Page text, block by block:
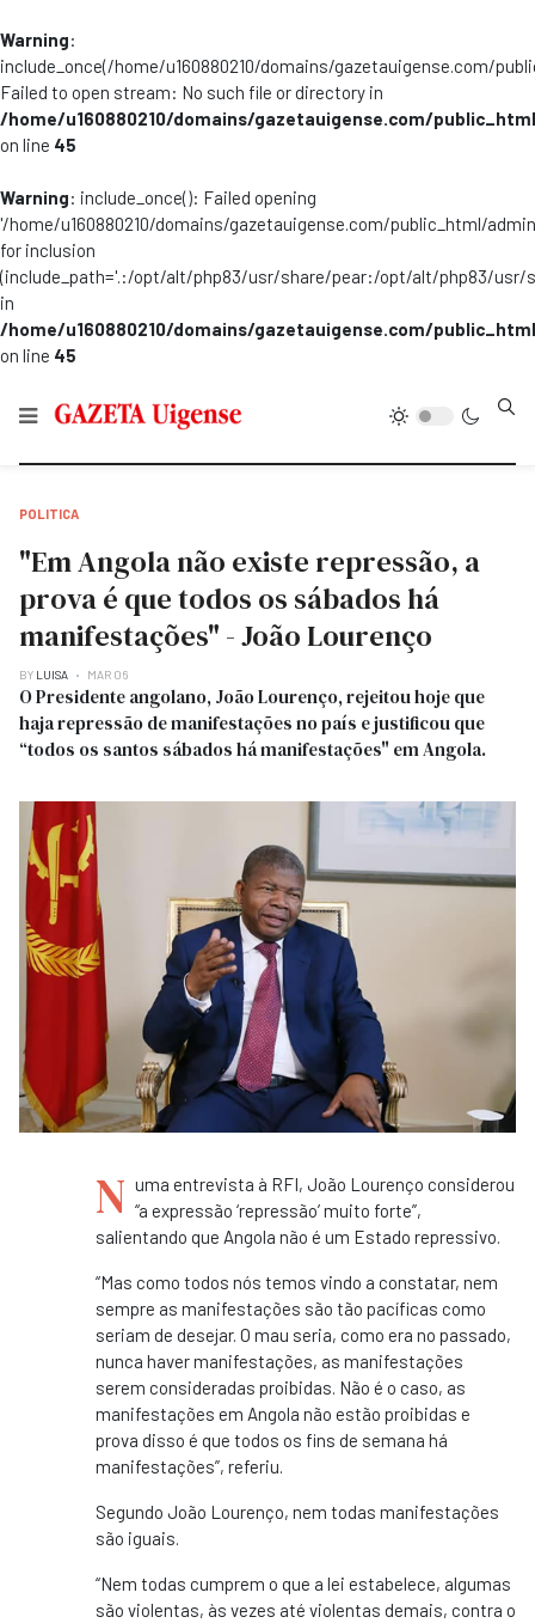
Warning:
include_once(/home/u160880210/domains/gazetauigense.com/
Failed to open stream: No such file or directory in
/home/u160880210/domains/gazetauigense.com/
on line 45
Warning: include_once(): Failed opening
'/home/u160880210/domains/gazetauigense.com/public_html/
for inclusion
(include_path='.:/opt/alt/php83/usr/share/pear:/opt/alt/php83/
in
/home/u160880210/domains/gazetauigense.com/
on line 45
POLITICA
"Em Angola não existe repressão, a
prova é que todos os sábados há
manifestações" - João Lourenço
BY LUISA MAR 06
O Presidente angolano, João Lourenço, rejeitou hoje que
haja repressão de manifestações no país e justificou que
“todos os santos sábados há manifestações" em Angola.
N uma entrevista à RFI, João Lourenço considerou
“a expressão ‘repressão’ muito forte”,
salientando que Angola não é um Estado repressivo.
“Mas como todos nós temos vindo a constatar, nem
sempre as manifestações são tão pacíficas como
seriam de desejar. O mau seria, como era no passado,
nunca haver manifestações, as manifestações
serem consideradas proibidas. Não é o caso, as
manifestações em Angola não estão proibidas e
prova disso é que todos os fins de semana há
manifestações”, referiu.
Segundo João Lourenço, nem todas manifestações
são iguais.
“Nem todas cumprem o que a lei estabelece, algumas
são violentas, às vezes até violentas demais, contra o